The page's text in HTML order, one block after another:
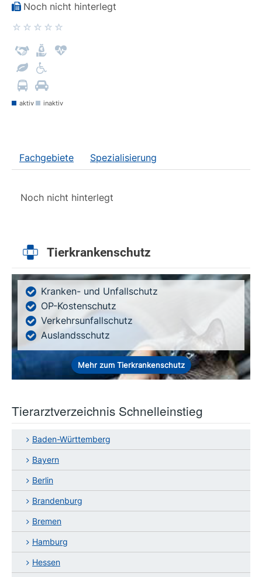
Noch nicht hinterlegt
aktiv inaktiv
Fachgebiete Spezialisierung
Noch nicht hinterlegt
Tierkrankenschutz
Kranken- und Unfallschutz
OP-Kostenschutz
Verkehrsunfallschutz
Auslandsschutz
Mehr zum Tierkrankenschutz
Tierarztverzeichnis Schnelleinstieg
Baden-Württemberg
Bayern
Berlin
Brandenburg
Bremen
Hamburg
Hessen